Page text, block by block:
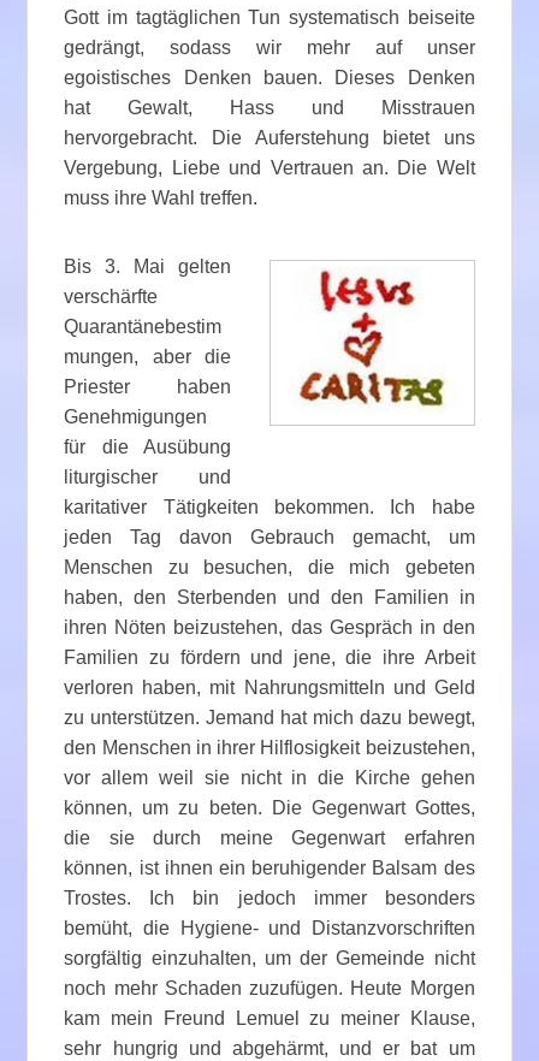
Gott im tagtäglichen Tun systematisch beiseite
gedrängt, sodass wir mehr auf unser
egoistisches Denken bauen. Dieses Denken
hat Gewalt, Hass und Misstrauen
hervorgebracht. Die Auferstehung bietet uns
Vergebung, Liebe und Vertrauen an. Die Welt
muss ihre Wahl treffen.
Bis 3. Mai gelten
verschärfte
Quarantänebestim
mungen, aber die
Priester haben
Genehmigungen
für die Ausübung
liturgischer und
karitativer Tätigkeiten bekommen. Ich habe
jeden Tag davon Gebrauch gemacht, um
Menschen zu besuchen, die mich gebeten
haben, den Sterbenden und den Familien in
ihren Nöten beizustehen, das Gespräch in den
Familien zu fördern und jene, die ihre Arbeit
verloren haben, mit Nahrungsmitteln und Geld
zu unterstützen. Jemand hat mich dazu bewegt,
den Menschen in ihrer Hilflosigkeit beizustehen,
vor allem weil sie nicht in die Kirche gehen
können, um zu beten. Die Gegenwart Gottes,
die sie durch meine Gegenwart erfahren
können, ist ihnen ein beruhigender Balsam des
Trostes. Ich bin jedoch immer besonders
bemüht, die Hygiene- und Distanzvorschriften
sorgfältig einzuhalten, um der Gemeinde nicht
noch mehr Schaden zuzufügen. Heute Morgen
kam mein Freund Lemuel zu meiner Klause,
sehr hungrig und abgehärmt, und er bat um